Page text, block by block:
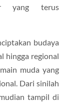
yang terus
budaya
hingga regional
muda yang
Dari sinilah
tampil di